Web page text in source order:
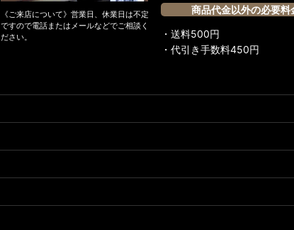
《ご来店について》営業日、休業日は不定
ですので電話またはメールなどでご相談く
ださい。
商品代金以外の必要料
・送料500円
・代引き手数料450円